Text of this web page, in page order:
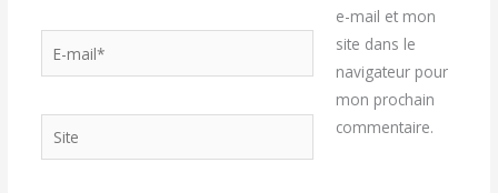
mail*
e-mail et mon
site dans le
navigateur pour
mon prochain
commentaire.